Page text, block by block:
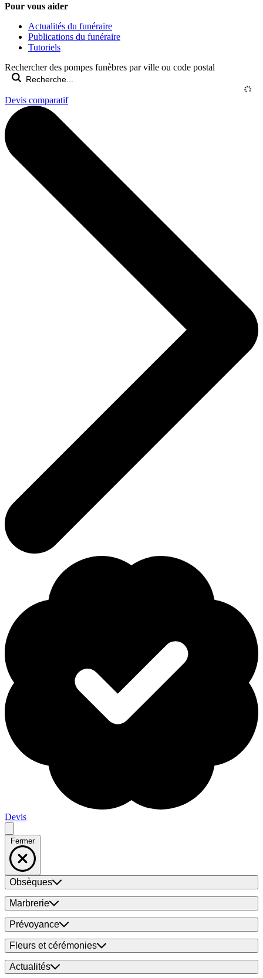
Pour vous aider
Actualités du funéraire
Publications du funéraire
Tutoriels
Rechercher des pompes funèbres par ville ou code postal
Devis comparatif
Devis
Fermer
Obsèques
Marbrerie
Prévoyance
Fleurs et cérémonies
Actualités